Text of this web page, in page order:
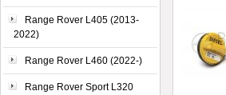
Range Rover L405 (2013-
2022)
Range Rover L460 (2022-)
Range Rover Sport L320